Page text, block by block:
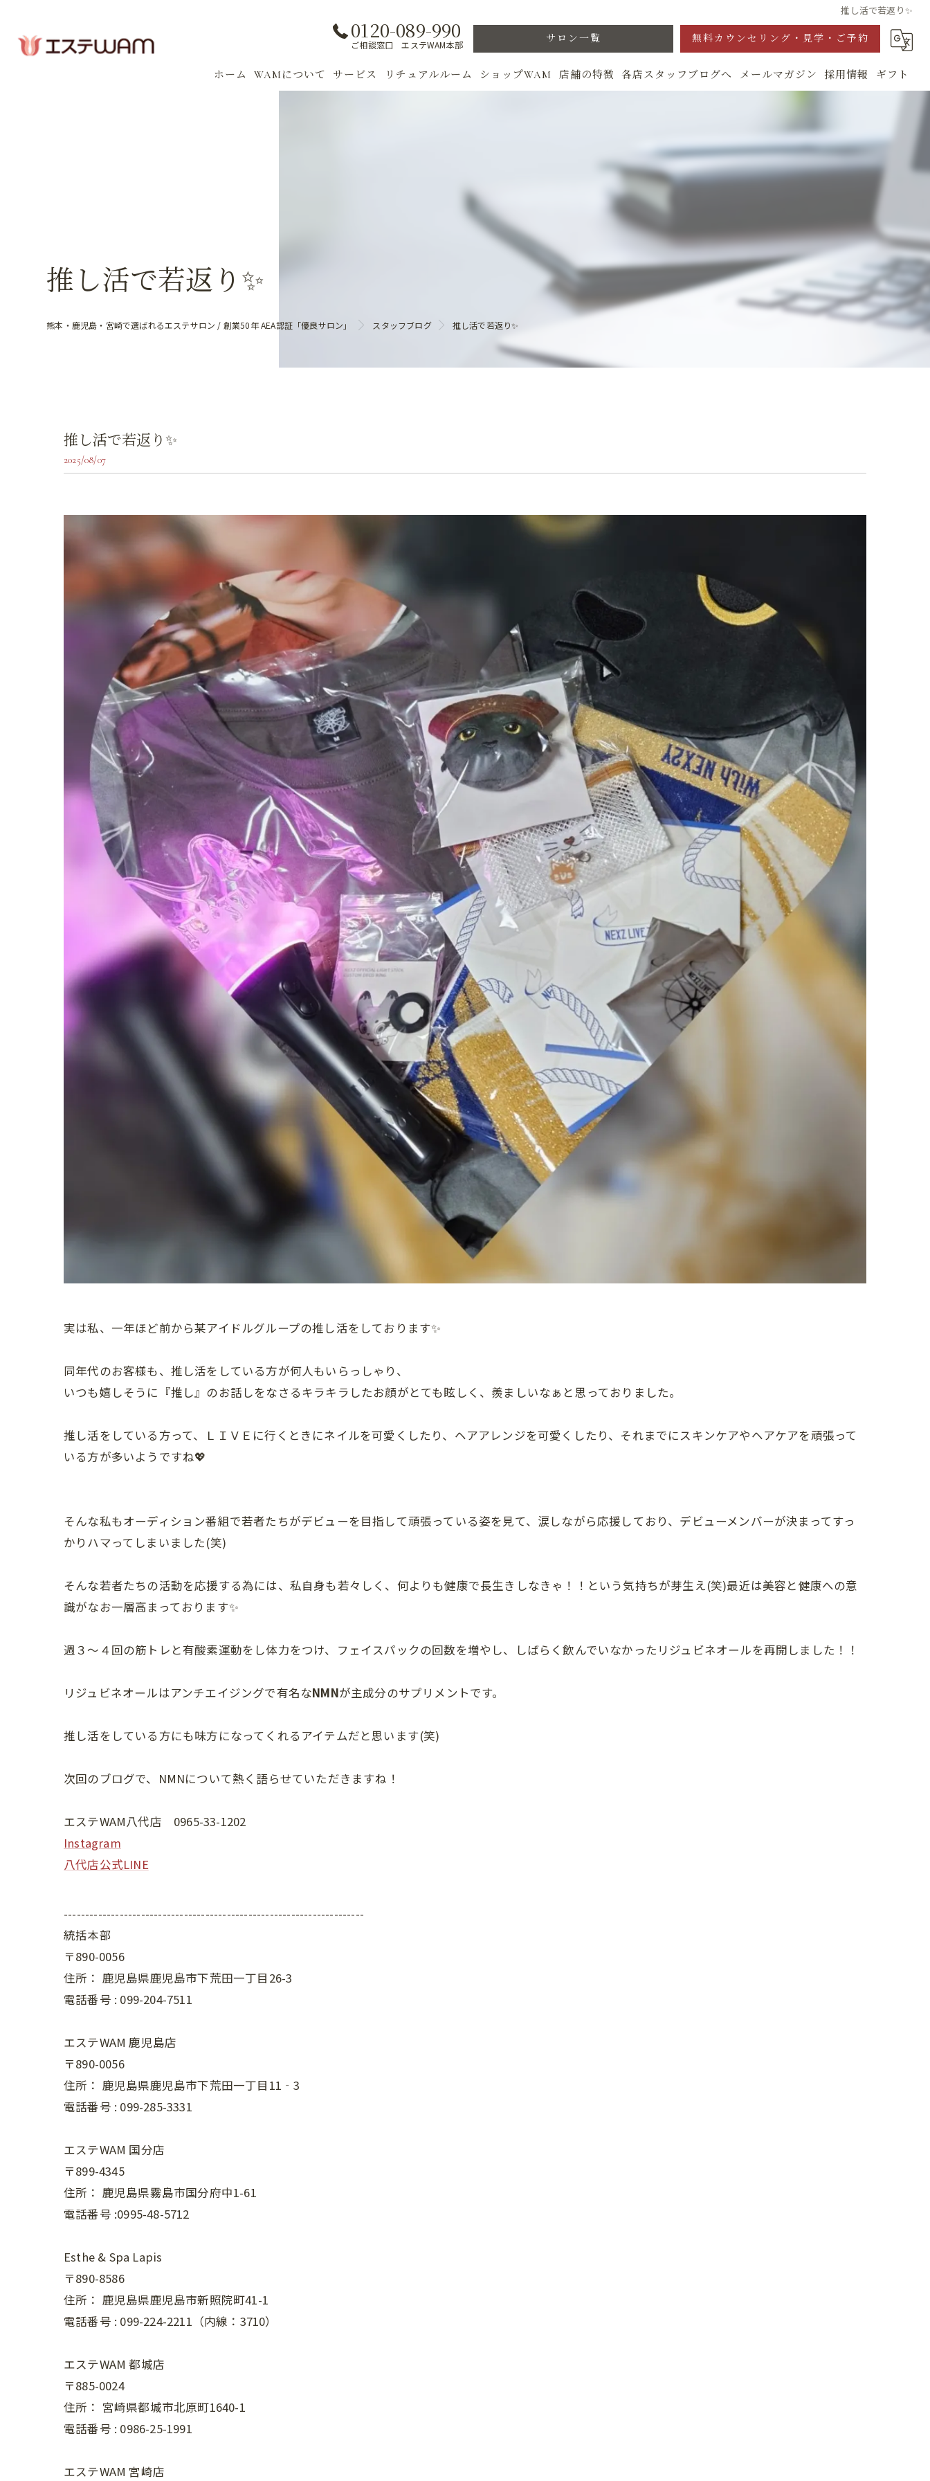
推し活で若返り✨
0120-089-990
ご相談窓口 エステWAM本部
サロン一覧 無料カウンセリング・見学・ご予約
ホーム WAMについて サービス リチュアルルーム ショップWAM 店舗の特徴
スキンケア
各店スタッフブログへ メールマガジン 採用情報 ギフト
推し活で若返り✨
熊本・鹿児島・宮崎で選ばれるエステサロン / 創業50年 AEA認証「優良サロン」 スタッフブログ 推し活で若返り✨
推し活で若返り✨
2025/08/07
実は私、一年ほど前から某アイドルグループの推し活をしております✨
同年代のお客様も、推し活をしている方が何人もいらっしゃり、
いつも嬉しそうに『推し』のお話しをなさるキラキラしたお顔がとても眩しく、羨ましいなぁと思っておりました。
推し活をしている方って、ＬＩＶＥに行くときにネイルを可愛くしたり、ヘアアレンジを可愛くしたり、それまでにスキンケアやヘアケアを頑張って
いる方が多いようですね💖
そんな私もオーディション番組で若者たちがデビューを目指して頑張っている姿を見て、涙しながら応援しており、デビューメンバーが決まってすっ
かりハマってしまいました(笑)
そんな若者たちの活動を応援する為には、私自身も若々しく、何よりも健康で長生きしなきゃ！！という気持ちが芽生え(笑)最近は美容と健康への意
識がなお一層高まっております✨
週３～４回の筋トレと有酸素運動をし体力をつけ、フェイスパックの回数を増やし、しばらく飲んでいなかったリジュビネオールを再開しました！！
リジュビネオールはアンチエイジングで有名なNMNが主成分のサプリメントです。
推し活をしている方にも味方になってくれるアイテムだと思います(笑)
次回のブログで、NMNについて熱く語らせていただきますね！
エステWAM八代店 0965-33-1202
Instagram
八代店公式LINE
----------------------------------------------------------------------
統括本部
〒890-0056
住所： 鹿児島県鹿児島市下荒田一丁目26-3
電話番号 : 099-204-7511
エステWAM 鹿児島店
〒890-0056
住所： 鹿児島県鹿児島市下荒田一丁目11‐3
電話番号 : 099-285-3331
エステWAM 国分店
〒899-4345
住所： 鹿児島県霧島市国分府中1-61
電話番号 :0995-48-5712
Esthe & Spa Lapis
〒890-8586
住所： 鹿児島県鹿児島市新照院町41-1
電話番号 : 099-224-2211（内線：3710）
エステWAM 都城店
〒885-0024
住所： 宮崎県都城市北原町1640-1
電話番号 : 0986-25-1991
エステWAM 宮崎店